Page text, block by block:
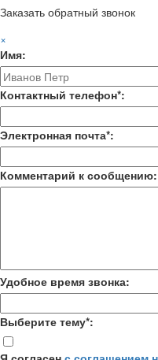
Заказать обратный звонок
×
Имя:
Контактный телефон*:
Электронная почта*:
Комментарий к сообщению:
Удобное время звонка:
Выберите тему*: